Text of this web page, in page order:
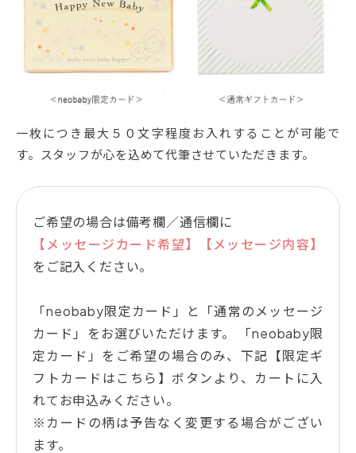
一枚につき最大５０文字程度お入れすることが可能で
す。スタッフが心を込めて代筆させていただきます。
ご希望の場合は備考欄／通信欄に
【メッセージカード希望】【メッセージ内容】
をご記入ください。
「neobaby限定カード」と「通常のメッセージ
カード」をお選びいただけます。 「neobaby限
定カード」をご希望の場合のみ、下記【限定ギ
フトカードはこちら】ボタンより、カートに入
れてお申込みください。
※カードの柄は予告なく変更する場合がござい
ます。